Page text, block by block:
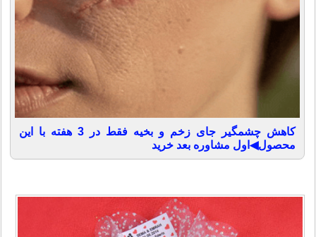
کاهش چشمگیر جای زخم و بخیه فقط در 3 هفته با این
محصول◀اول مشاوره بعد خرید